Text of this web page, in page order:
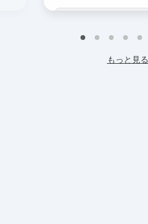
インターン生10人以上在籍
もっと見る